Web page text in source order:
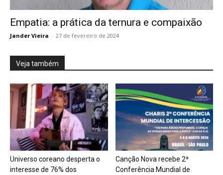
Empatia: a prática da ternura e compaixão
Jander Vieira - 27 de fevereiro de 2024
Veja também
Universo coreano desperta o
interesse de 76% dos
Canção Nova recebe 2ª
Conferência Mundial de